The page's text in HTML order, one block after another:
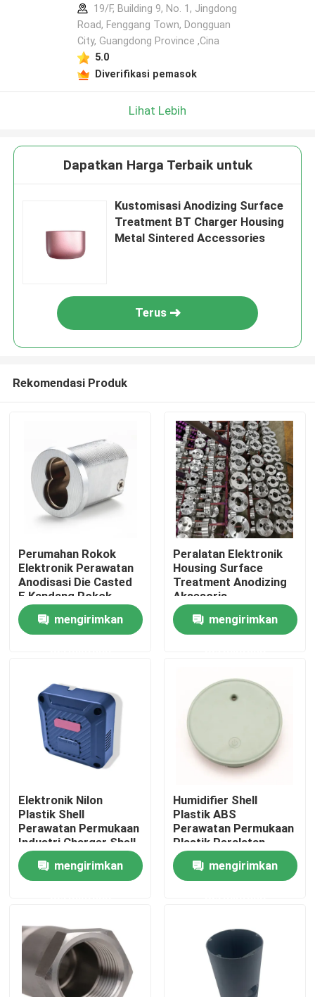
Rumah
Produk
Tur Pabrik
Kontrol Kualitas
Hubungi Kami
Berita
Cetakan Injeksi Otomatis
Bagian peralatan rumah tangga Cetakan injeksi
19/F, Building 9, No. 1, Jingdong
Road, Fenggang Town, Dongguan
City, Guangdong Province ,Cina
5.0
Diverifikasi pemasok
Lihat Lebih
Dapatkan Harga Terbaik untuk
Kustomisasi Anodizing Surface
Treatment BT Charger Housing
Metal Sintered Accessories
Terus
Rekomendasi Produk
Perumahan Rokok
Elektronik Perawatan
Anodisasi Die Casted
E Kandang Rokok
mengirimkan
Peralatan Elektronik
Housing Surface
Treatment Anodizing
Aksesoris
Telekomunikasi
mengirimkan
Elektronik Nilon
Plastik Shell
Perawatan Permukaan
Industri Charger Shell
mengirimkan
Humidifier Shell
Plastik ABS
Perawatan Permukaan
Plastik Peralatan
Rumah Tangga
Perumahanmengirimkan